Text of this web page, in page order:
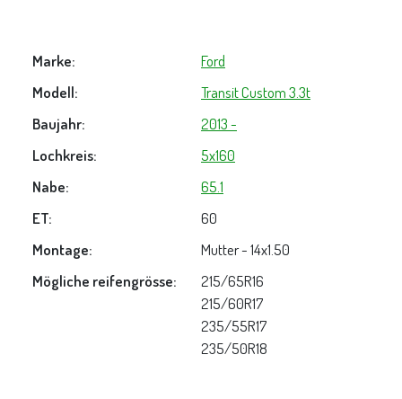
Marke:
Ford
Modell:
Transit Custom 3.3t
Baujahr:
2013 -
Lochkreis:
5x160
Nabe:
65.1
ET:
60
Montage:
Mutter - 14x1.50
Mögliche reifengrösse:
215/65R16
215/60R17
235/55R17
235/50R18